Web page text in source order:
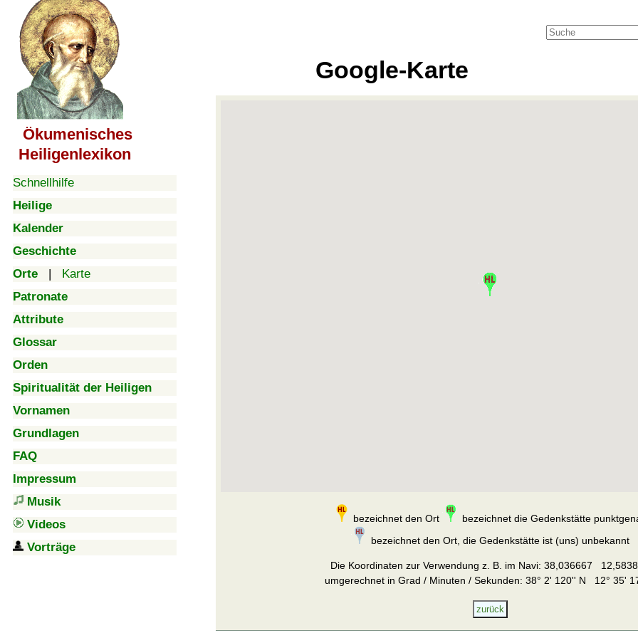
Ökumenisches
Heiligenlexikon
Schnellhilfe
Heilige
Kalender
Geschichte
Orte | Karte
Patronate
Attribute
Glossar
Orden
Spiritualität der Heiligen
Vornamen
Grundlagen
FAQ
Impressum
Musik
Videos
Vorträge
Google-Karte
bezeichnet den Ort
bezeichnet die Gedenkstätte
bezeichnet den Ort, die Gedenkstätte ist (uns) unbekannt
Die Koordinaten zur Verwendung z. B. im Navi: 38,036667
umgerechnet in Grad / Minuten / Sekunden: 38° 2' 120'' N 12° 35'